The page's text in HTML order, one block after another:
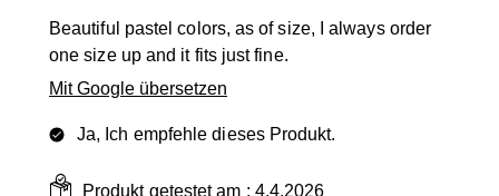
Beautiful pastel colors, as of size, I always order
one size up and it fits just fine.
Mit Google übersetzen
Ja, Ich empfehle dieses Produkt.
Produkt getestet am : 4.4.2026